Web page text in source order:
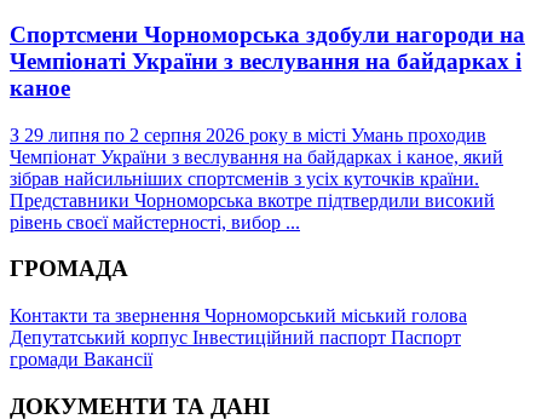
Спортсмени Чорноморська здобули нагороди на
Чемпіонаті України з веслування на байдарках і
каное
З 29 липня по 2 серпня 2026 року в місті Умань проходив
Чемпіонат України з веслування на байдарках і каное, який
зібрав найсильніших спортсменів з усіх куточків країни.
Представники Чорноморська вкотре підтвердили високий
рівень своєї майстерності, вибор ...
ГРОМАДА
Контакти та звернення Чорноморський міський голова
Депутатський корпус Інвестиційний паспорт Паспорт
громади Вакансії
ДОКУМЕНТИ ТА ДАНІ